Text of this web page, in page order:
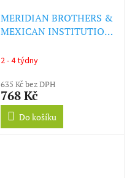
MERIDIAN BROTHERS &
MEXICAN INSTITUTION
TOVAR (LP)
2 - 4 týdny
635 Kč bez DPH
768 Kč
Do košíku